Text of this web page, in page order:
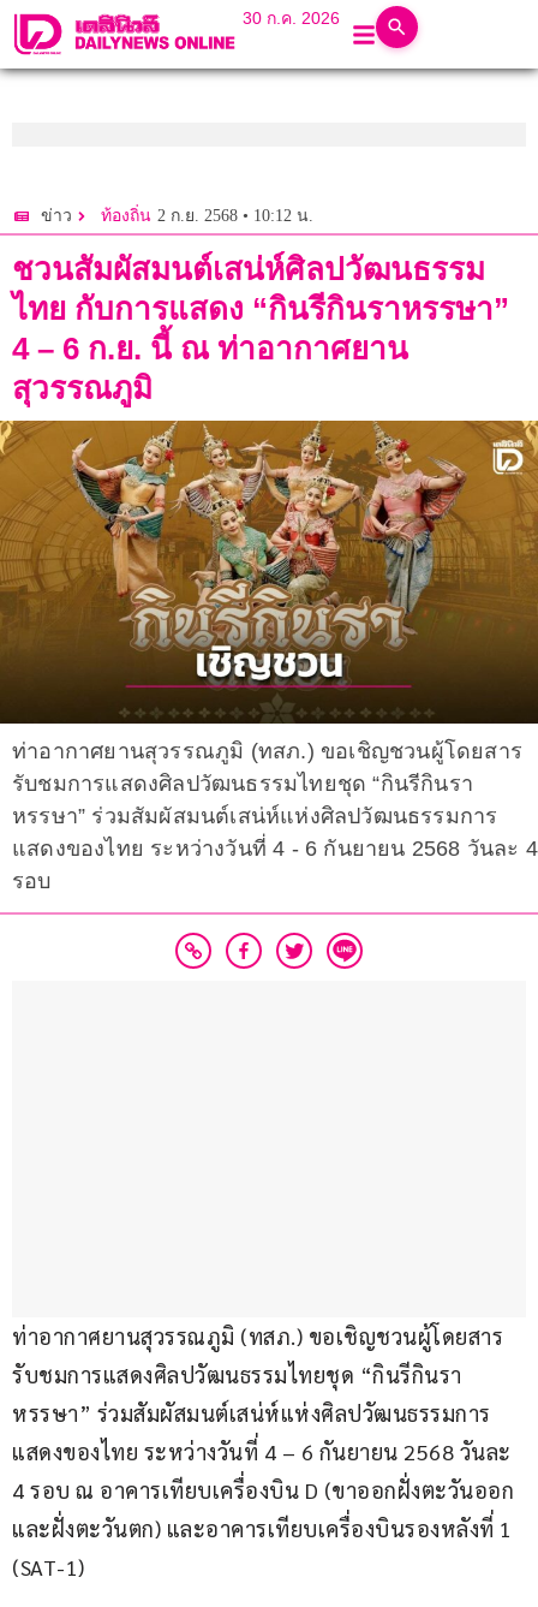
30 ก.ค. 2026
ข่าว ท้องถิ่น 2 ก.ย. 2568 • 10:12 น.
ชวนสัมผัสมนต์เสน่ห์ศิลปวัฒนธรรม
ไทย กับการแสดง “กินรีกินราหรรษา”
4 – 6 ก.ย. นี้ ณ ท่าอากาศยาน
สุวรรณภูมิ
ท่าอากาศยานสุวรรณภูมิ (ทสภ.) ขอเชิญชวนผู้โดยสาร
รับชมการแสดงศิลปวัฒนธรรมไทยชุด “กินรีกินรา
หรรษา” ร่วมสัมผัสมนต์เสน่ห์แห่งศิลปวัฒนธรรมการ
แสดงของไทย ระหว่างวันที่ 4 - 6 กันยายน 2568 วันละ 4
รอบ
ท่าอากาศยานสุวรรณภูมิ (ทสภ.) ขอเชิญชวนผู้โดยสาร
รับชมการแสดงศิลปวัฒนธรรมไทยชุด “กินรีกินรา
หรรษา” ร่วมสัมผัสมนต์เสน่ห์แห่งศิลปวัฒนธรรมการ
แสดงของไทย ระหว่างวันที่ 4 – 6 กันยายน 2568 วันละ
4 รอบ ณ อาคารเทียบเครื่องบิน D (ขาออกฝั่งตะวันออก
และฝั่งตะวันตก) และอาคารเทียบเครื่องบินรองหลังที่ 1
(SAT-1)